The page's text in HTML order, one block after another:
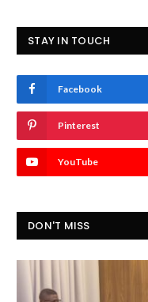
STAY IN TOUCH
Facebook
Pinterest
YouTube
DON'T MISS